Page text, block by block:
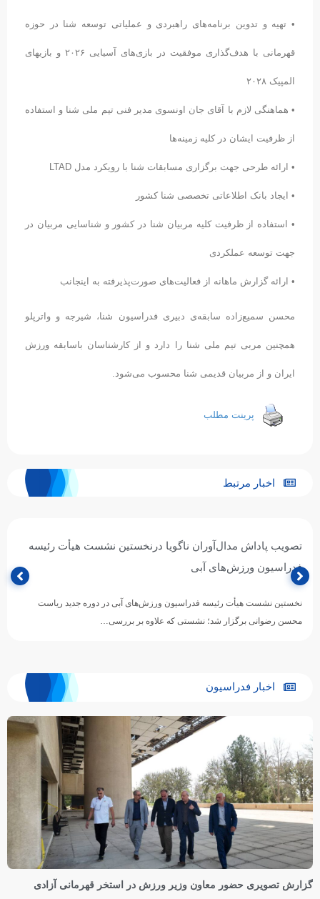
• تهیه و تدوین برنامه‌های راهبردی و عملیاتی توسعه شنا در حوزه
قهرمانی با هدف‌گذاری موفقیت در بازی‌های آسیایی ۲۰۲۶ و بازیهای
المپیک ۲۰۲۸
• هماهنگی لازم با آقای جان اونسوی مدیر فنی تیم ملی شنا و استفاده
از ظرفیت ایشان در کلیه زمینه‌ها
• ارائه طرحی جهت برگزاری مسابقات شنا با رویکرد مدل LTAD
• ایجاد بانک اطلاعاتی تخصصی شنا کشور
• استفاده از ظرفیت کلیه مربیان شنا در کشور و شناسایی مربیان در
جهت توسعه عملکردی
• ارائه گزارش ماهانه از فعالیت‌های صورت‌پذیرفته به اینجانب
محسن سمیع‌زاده سابقه‌ی دبیری فدراسیون شنا، شیرجه و واترپلو
همچنین مربی تیم ملی شنا را دارد و از کارشناسان باسابقه ورزش
ایران و از مربیان قدیمی شنا محسوب می‌شود.
پرینت مطلب
اخبار مرتبط
تصویب پاداش مدال‌آوران ناگویا درنخستین نشست هیأت رئیسه
فدراسیون ورزش‌های آبی
نخستین نشست هیأت رئیسه فدراسیون ورزش‌های آبی در دوره جدید ریاست
محسن رضوانی برگزار شد؛ نشستی که علاوه بر بررسی…
اخبار فدراسیون
گزارش تصویری حضور معاون وزیر ورزش در استخر قهرمانی آزادی